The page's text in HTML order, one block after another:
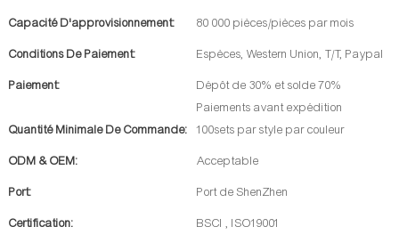
Capacité D'approvisionnement: 80 000 pièces/pièces par mois
Conditions De Paiement: Espèces, Western Union, T/T, Paypal
Paiement:
Dépôt de 30% et solde 70%
Paiements avant expédition
Quantité Minimale De Commande:
100sets par style par couleur
ODM & OEM: Acceptable
Port: Port de ShenZhen
Certification: BSCI , ISO19001